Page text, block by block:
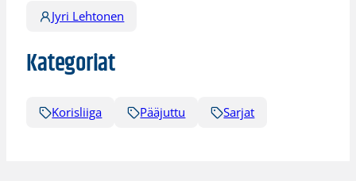
Jyri Lehtonen
Kategoriat
Korisliiga Pääjuttu Sarjat